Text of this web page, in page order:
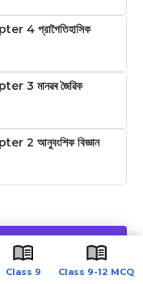
Class 9 Class 9-12 MCQ
প্রাগৈতিহাসিক
মানৱৰ জৈৱিক
আনুবংশিক বিজ্ঞান